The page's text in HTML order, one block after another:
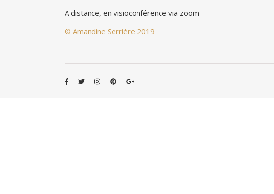
A distance, en visioconférence via Zoom
© Amandine Serrière 2019